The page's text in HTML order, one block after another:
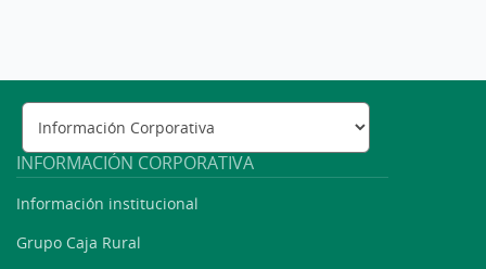
INFORMACIÓN CORPORATIVA
Información institucional
Grupo Caja Rural